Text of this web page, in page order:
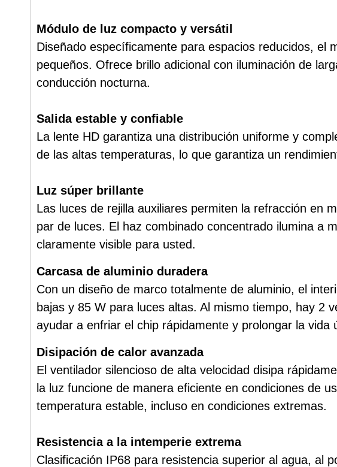
Módulo de luz compacto y versátil
Diseñado específicamente para espacios reducidos, el
pequeños. Ofrece brillo adicional con iluminación de
conducción nocturna.
Salida estable y confiable
La lente HD garantiza una distribución uniforme y
de las altas temperaturas, lo que garantiza un
Luz súper brillante
Las luces de rejilla auxiliares permiten la refracción en
par de luces. El haz combinado concentrado ilumina a
claramente visible para usted.
Carcasa de aluminio duradera
Con un diseño de marco totalmente de aluminio, el
bajas y 85 W para luces altas. Al mismo tiempo, hay 2
ayudar a enfriar el chip rápidamente y prolongar la vida
Disipación de calor avanzada
El ventilador silencioso de alta velocidad disipa
la luz funcione de manera eficiente en condiciones de
temperatura estable, incluso en condiciones extremas.
Resistencia a la intemperie extrema
Clasificación IP68 para resistencia superior al agua, al